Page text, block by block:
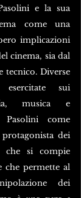
e la sua
come una
implicazioni
cinema, sia dal
tecnico. Diverse
sui
musica e
come
dei
si compie
che permette al
dei